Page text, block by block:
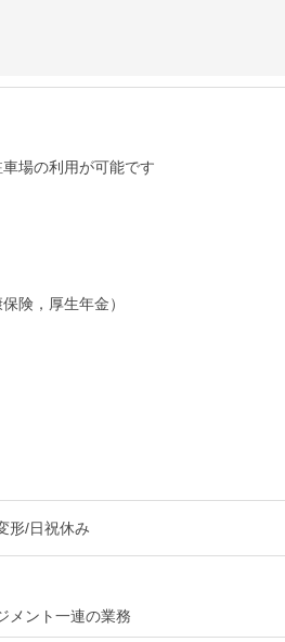
場の利用が可能です
険，厚生年金）
形/日祝休み
メント一連の業務